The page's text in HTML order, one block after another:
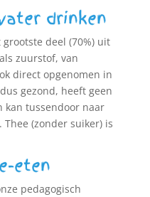
drinken
deel (70%) uit
zuurstof, van
direct opgenomen in
gezond, heeft geen
kan tussendoor naar
(zonder suiker) is
eten
pedagogisch